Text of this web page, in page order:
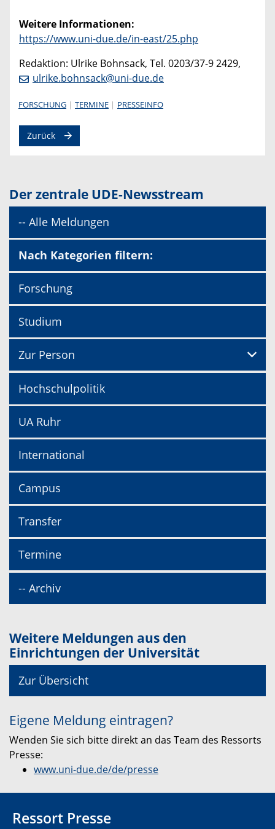
Weitere Informationen:
https://www.uni-due.de/in-east/25.php
Redaktion: Ulrike Bohnsack, Tel. 0203/37-9 2429,
ulrike.bohnsack@uni-due.de
FORSCHUNG TERMINE PRESSEINFO
Zurück
Der zentrale UDE-Newsstream
-- Alle Meldungen
Nach Kategorien filtern:
Forschung
Studium
Zur Person
Hochschulpolitik
UA Ruhr
International
Campus
Transfer
Termine
-- Archiv
Weitere Meldungen aus den
Einrichtungen der Universität
Zur Übersicht
Eigene Meldung eintragen?
Wenden Sie sich bitte direkt an das Team des Ressorts
Presse:
www.uni-due.de/de/presse
Ressort Presse